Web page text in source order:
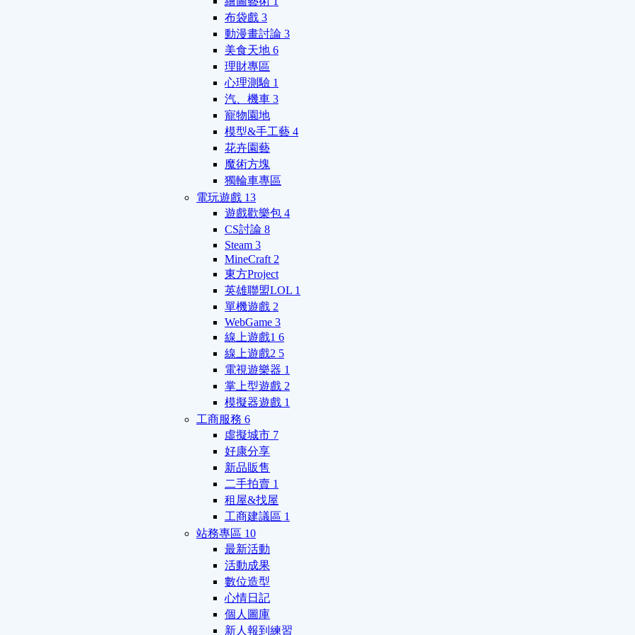
布袋戲 3
動漫畫討論 3
美食天地 6
理財專區
心理測驗 1
汽、機車 3
寵物園地
模型&手工藝 4
花卉園藝
魔術方塊
獨輪車專區
電玩遊戲 13
遊戲歡樂包 4
CS討論 8
Steam 3
MineCraft 2
東方Project
英雄聯盟LOL 1
單機遊戲 2
WebGame 3
線上遊戲1 6
線上遊戲2 5
電視遊樂器 1
掌上型遊戲 2
模擬器遊戲 1
工商服務 6
虛擬城市 7
好康分享
新品販售
二手拍賣 1
租屋&找屋
工商建議區 1
站務專區 10
最新活動
活動成果
數位造型
心情日記
個人圖庫
新人報到練習